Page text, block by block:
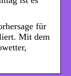
für
Mit dem